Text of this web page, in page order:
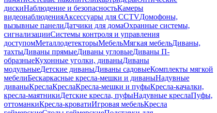
дискиНаблюдение и безопасностьКамеры
видеонаблюденияАксессуары для CCTVДомофоны,
вызывные панелиДатчики для домаОхранные системы,
сигнализацииСистемы контроля и управления
доступомМеталлодетекторыМебельМягкая мебельДиваны,
тахтыДиваны прямыеДиваны угловыеДиваны П-
образныеКухонные уголки, диваныДиваны
модульныеДетские диваныДиваны садовыеКомплекты мягкой
мебелиБескаркасные кресла-мешки и диваныНадувные
диваныКреслаКреслаКресла-мешки и пуфыКресла-качалки,
кресла-маятникиДетские кресла, пуфыНадувные креслаПуфы,
оттоманкиКресла-кроватиИгровая мебельКресла